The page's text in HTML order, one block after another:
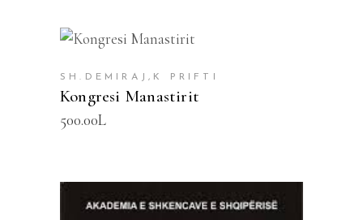
SHTOJE NË SHPORTË
SH.DEMIRAJ,K PRIFTI
Kongresi Manastirit
500.00L